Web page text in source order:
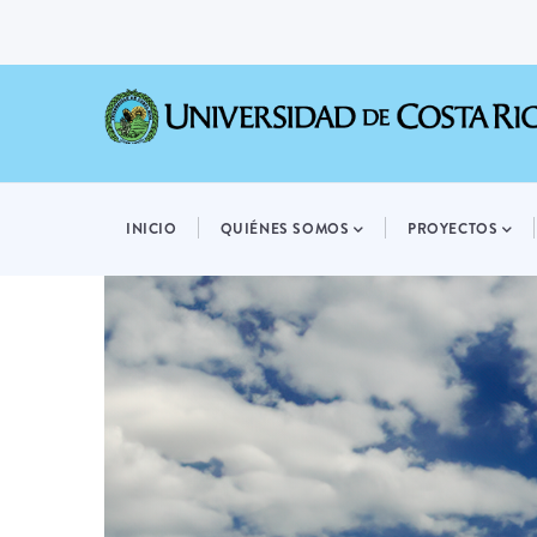
NAVIGATION
INICIO QUIÉNES SOMOS PROYECTOS